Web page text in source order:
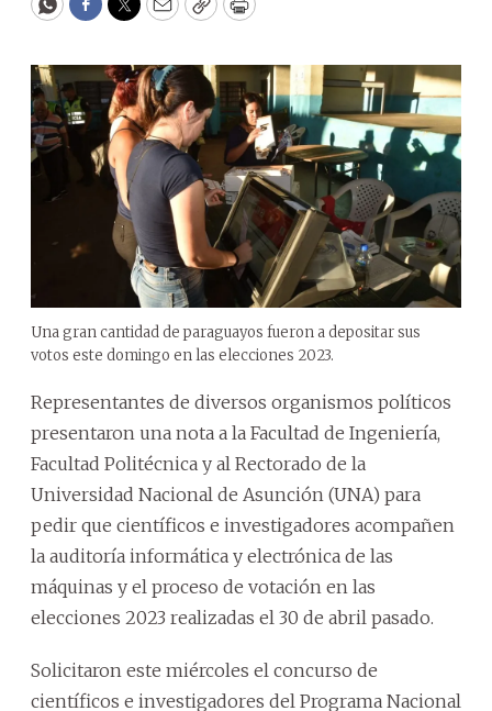
WhatsApp
Facebook
Twitter
EmailCopyPrint
Una gran cantidad de paraguayos fueron a depositar sus
votos este domingo en las elecciones 2023.
Representantes de diversos organismos políticos
presentaron una nota a la Facultad de Ingeniería,
Facultad Politécnica y al Rectorado de la
Universidad Nacional de Asunción (UNA) para
pedir que científicos e investigadores acompañen
la auditoría informática y electrónica de las
máquinas y el proceso de votación en las
elecciones 2023 realizadas el 30 de abril pasado.
Solicitaron este miércoles el concurso de
científicos e investigadores del Programa Nacional